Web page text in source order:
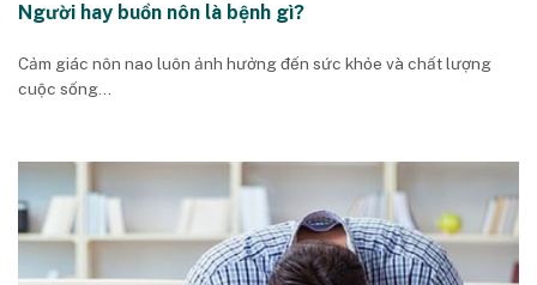
Người hay buồn nôn là bệnh gì?
Cảm giác nôn nao luôn ảnh hưởng đến sức khỏe và chất lượng
cuộc sống...